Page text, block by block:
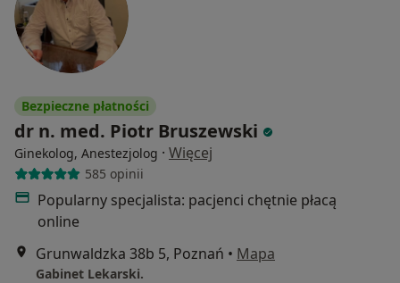
Bezpieczne płatności
dr n. med. Piotr Bruszewski
Ginekolog, Anestezjolog · Więcej
585 opinii
Popularny specjalista: pacjenci chętnie płacą
online
Grunwaldzka 38b 5, Poznań • Mapa
Gabinet Lekarski.